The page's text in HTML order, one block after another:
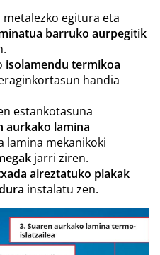
egitura eta
barruko aurpegitik
isolamendu termikoa
handia
estankotasuna
aurkako lamina
lamina mekanikoki
jarri ziren.
aireztatuko plakak
instalatu zen.